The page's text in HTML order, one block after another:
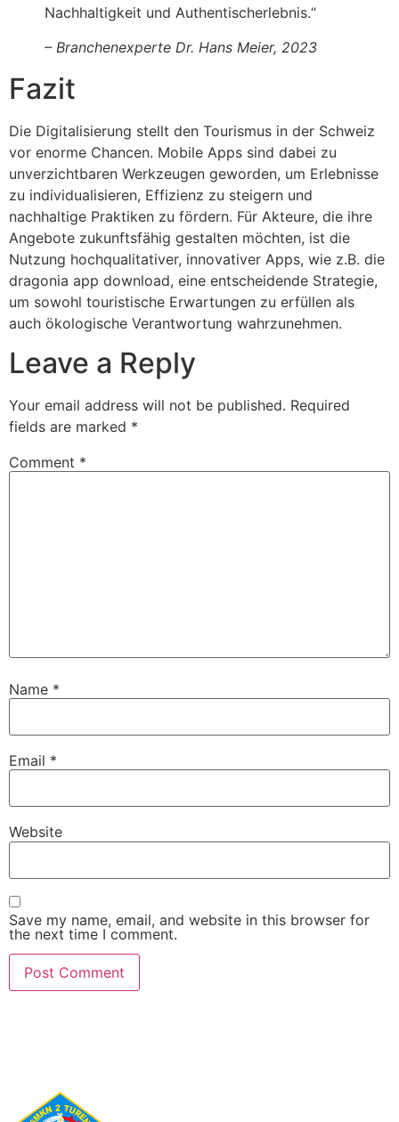
Nachhaltigkeit und Authentischerlebnis.“
– Branchenexperte Dr. Hans Meier, 2023
Fazit
Die Digitalisierung stellt den Tourismus in der Schweiz
vor enorme Chancen. Mobile Apps sind dabei zu
unverzichtbaren Werkzeugen geworden, um Erlebnisse
zu individualisieren, Effizienz zu steigern und
nachhaltige Praktiken zu fördern. Für Akteure, die ihre
Angebote zukunftsfähig gestalten möchten, ist die
Nutzung hochqualitativer, innovativer Apps, wie z.B. die
dragonia app download, eine entscheidende Strategie,
um sowohl touristische Erwartungen zu erfüllen als
auch ökologische Verantwortung wahrzunehmen.
Leave a Reply
Your email address will not be published. Required
fields are marked *
Comment *
Name *
Email *
Website
Save my name, email, and website in this browser for
the next time I comment.